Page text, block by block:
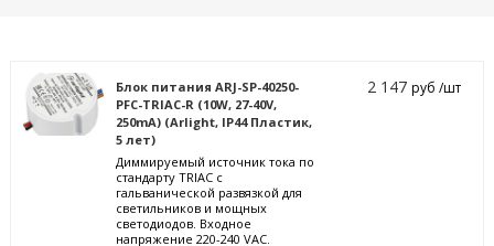
Блок питания ARJ-SP-40250-
PFC-TRIAC-R (10W, 27-40V,
250mA) (Arlight, IP44 Пластик,
5 лет)
Диммируемый источник тока по
стандарту TRIAC с
гальванической развязкой для
светильников и мощных
светодиодов. Входное
напряжение 220-240 VAC.
2 147руб /шт